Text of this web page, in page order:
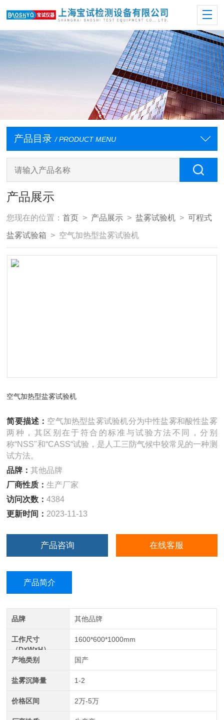
产品目录 / PRODUCT MENU
产品展示
您现在的位置：首页 > 产品展示 >盐雾试验机 >可程式
盐雾试验箱 > 空气加热型盐雾试验机
空气加热型盐雾试验机
简要描述： 空气加热型盐雾试验机分为中性盐雾和酸性盐雾
两种，其区别在于符合的标准与试验方法不同，分别
称“NSS"和“CASS“试验，是人工三防气候中较常见的一种测
试方法。
品牌：其他品牌
厂商性质：生产厂家
访问次数：4384
更新时间： 2023-11-13
产品咨询 在线客服
产品简介
品牌 其他品牌
工作尺寸
（D×W×H）
1600*600*1000mm
产地类别 国产
盐雾沉降量 1-2
价格区间 2万-5万